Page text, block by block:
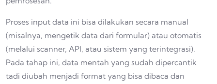
Proses input data ini bisa dilakukan secara manual
(misalnya, mengetik data dari formular) atau otomatis
(melalui scanner, API, atau sistem yang terintegrasi).
Pada tahap ini, data mentah yang sudah dipercantik
tadi diubah menjadi format yang bisa dibaca dan